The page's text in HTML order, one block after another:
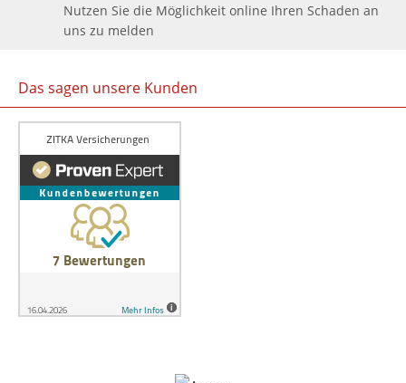
Nutzen Sie die Möglichkeit online Ihren Schaden an
uns zu melden
Das sagen unsere Kunden